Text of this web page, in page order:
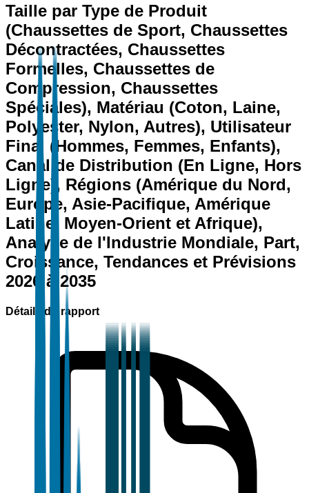
Taille par Type de Produit
(Chaussettes de Sport, Chaussettes
Décontractées, Chaussettes
Formelles, Chaussettes de
Compression, Chaussettes
Spéciales), Matériau (Coton, Laine,
Polyester, Nylon, Autres), Utilisateur
Final (Hommes, Femmes, Enfants),
Canal de Distribution (En Ligne, Hors
Ligne), Régions (Amérique du Nord,
Europe, Asie-Pacifique, Amérique
Latine, Moyen-Orient et Afrique),
Analyse de l'Industrie Mondiale, Part,
Croissance, Tendances et Prévisions
2026 à 2035
Détails du rapport